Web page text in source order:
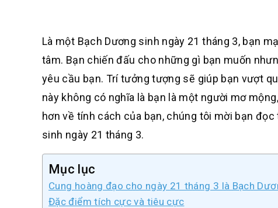
Là một Bạch Dương sinh ngày 21 tháng 3, bạn
tâm. Bạn chiến đấu cho những gì bạn muốn
yêu cầu bạn. Trí tưởng tượng sẽ giúp bạn vượt
này không có nghĩa là bạn là một người mơ
hơn về tính cách của bạn, chúng tôi mời bạn
sinh ngày 21 tháng 3.
Mục lục
Cung hoàng đạo cho ngày 21 tháng 3 là Bạch
Đặc điểm tích cực và tiêu cực